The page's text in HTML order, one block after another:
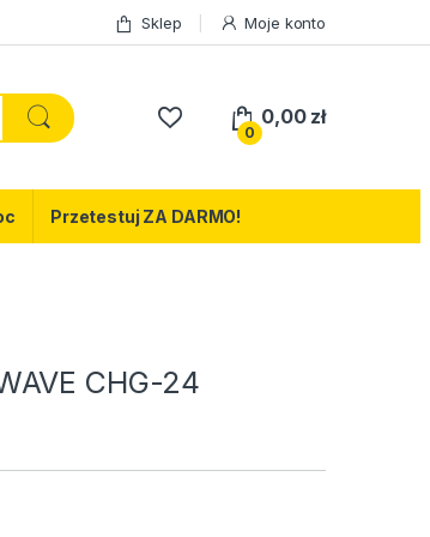
Sklep Moje konto
0
0,00 zł
Przetestuj ZA DARMO!
CHG-24